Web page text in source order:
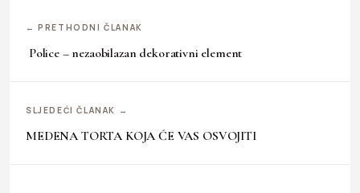
← PRETHODNI ČLANAK
Police – nezaobilazan dekorativni element
SLJEDEĆI ČLANAK →
MEDENA TORTA KOJA ĆE VAS OSVOJITI